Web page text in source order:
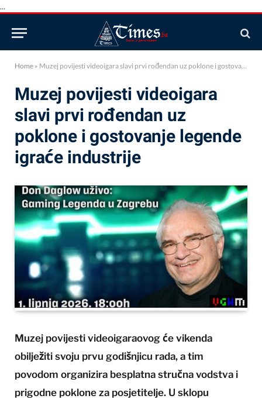
...
Home » Muzej povijesti videoigara slavi prvi rođendan uz poklone i gostovanje legende igraće industrije
Muzej povijesti videoigara
slavi prvi rođendan uz
poklone i gostovanje legende
igraće industrije
Muzej povijesti videoigaraovog će vikenda
obilježiti svoju prvu godišnjicu rada, a tim
povodom organizira besplatna stručna vodstva i
prigodne poklone za posjetitelje. U sklopu